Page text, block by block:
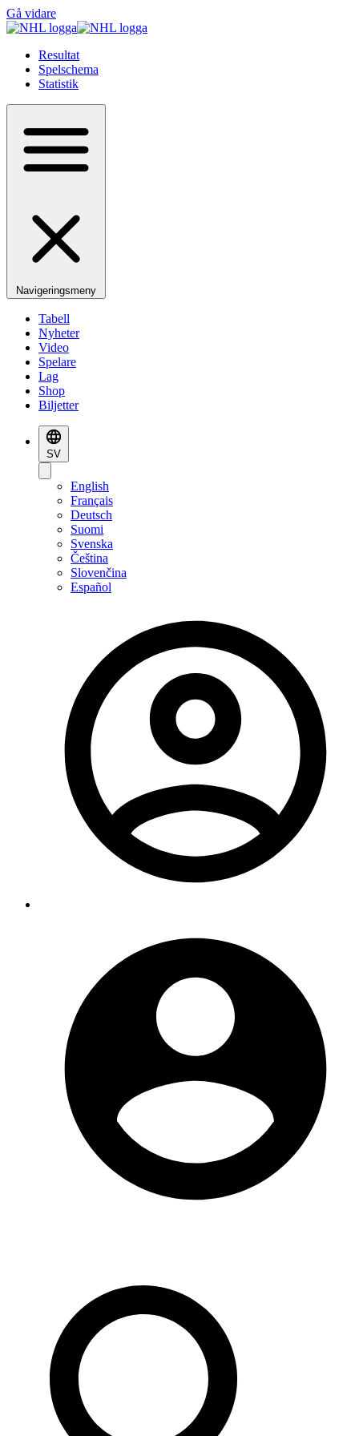
Gå vidare
Resultat
Spelschema
Statistik
Navigeringsmeny
Tabell
Nyheter
Video
Spelare
Lag
Shop
Biljetter
SV
English
Français
Deutsch
Suomi
Svenska
Čeština
Slovenčina
Español